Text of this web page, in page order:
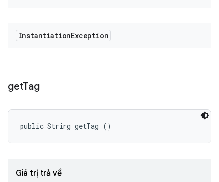
InstantiationException
getTag
public String getTag ()
Giá trị trả về